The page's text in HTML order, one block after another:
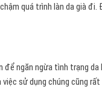
quá trình làn da già
ngăn ngừa tình trạng
sử dụng chúng cũng rất